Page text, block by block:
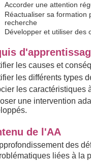
Accorder une attention
Réactualiser sa formation
recherche
Développer et utiliser des
les causes et
les différents types
les caractéristiques
une intervention
de l'AA
des
liées à la